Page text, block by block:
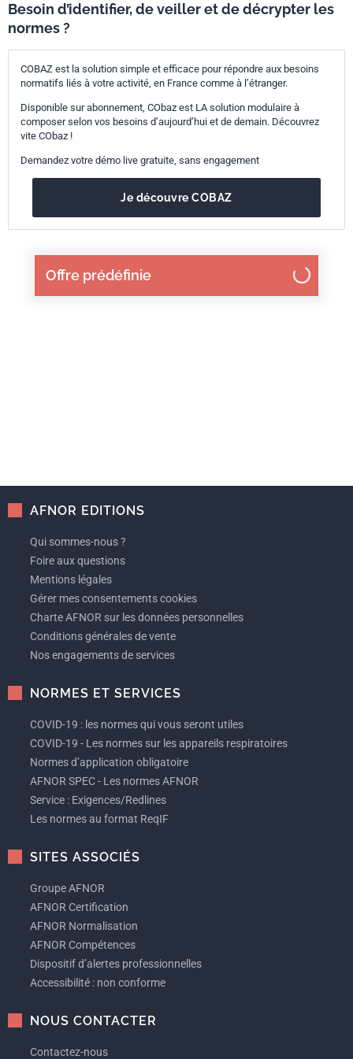
Offre prédéfinie
Besoin d’identifier, de veiller et de décrypter les
normes ?
COBAZ est la solution simple et efficace pour répondre aux besoins
normatifs liés à votre activité, en France comme à l’étranger.
Disponible sur abonnement, CObaz est LA solution modulaire à
composer selon vos besoins d’aujourd’hui et de demain. Découvrez
vite CObaz !
Demandez votre démo live gratuite, sans engagement
Je découvre COBAZ
AFNOR EDITIONS
Qui sommes-nous ?
Foire aux questions
Mentions légales
Gérer mes consentements cookies
Charte AFNOR sur les données personnelles
Conditions générales de vente
Nos engagements de services
NORMES ET SERVICES
COVID-19 : les normes qui vous seront utiles
COVID-19 - Les normes sur les appareils respiratoires
Normes d’application obligatoire
AFNOR SPEC - Les normes AFNOR
Service : Exigences/Redlines
Les normes au format ReqIF
SITES ASSOCIÉS
Groupe AFNOR
AFNOR Certification
AFNOR Normalisation
AFNOR Compétences
Dispositif d’alertes professionnelles
Accessibilité : non conforme
NOUS CONTACTER
Contactez-nous